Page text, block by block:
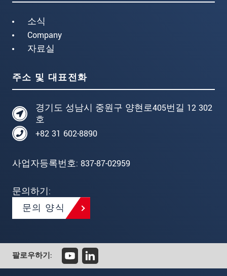
소식
Company
자료실
주소 및 대표전화
경기도 성남시 중원구 양현로405번길 12 302
호
+82 31 602-8890
사업자등록번호: 837-87-02959
문의하기:
문의 양식
팔로우하기: